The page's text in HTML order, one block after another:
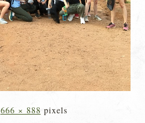
666 × 888 pixels